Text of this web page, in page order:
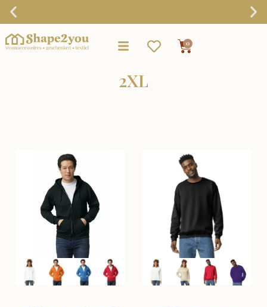
Gratis verzending vanaf €75,-
0
2XL